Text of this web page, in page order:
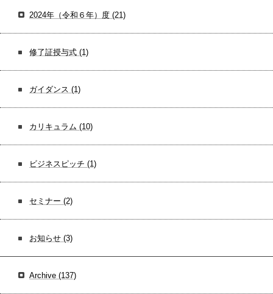
2024年（令和６年）度 (21)
修了証授与式 (1)
ガイダンス (1)
カリキュラム (10)
ビジネスピッチ (1)
セミナー (2)
お知らせ (3)
Archive (137)